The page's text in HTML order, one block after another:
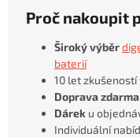
Proč nakoupit
Široký výběr
baterií
10 let
Doprava zdarma
Dárek u
Individuální